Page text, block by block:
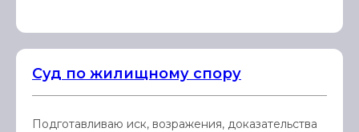
Суд по жилищному спору
Подготавливаю иск, возражения, доказательства